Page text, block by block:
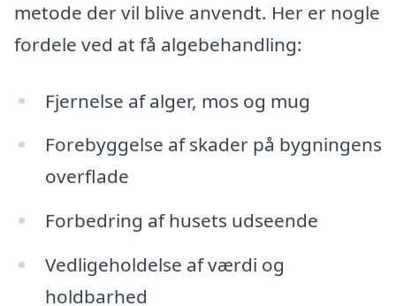
metode der vil blive anvendt. Her er nogle
fordele ved at få algebehandling:
Fjernelse af alger, mos og mug
Forebyggelse af skader på bygningens
overflade
Forbedring af husets udseende
Vedligeholdelse af værdi og
holdbarhed